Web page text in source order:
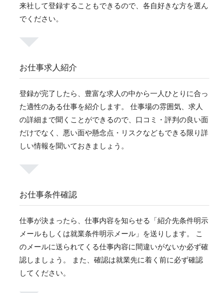
来社して登録することもできるので、各自好きな方を選ん
でください。
お仕事求人紹介
登録が完了したら、豊富な求人の中から一人ひとりに合っ
た適性のある仕事を紹介します。 仕事場の雰囲気、求人
の詳細まで聞くことができるので、口コミ・評判の良い面
だけでなく、悪い面や懸念点・リスクなどもできる限り詳
しい情報を聞いておきましょう。
お仕事条件確認
仕事が決まったら、仕事内容を知らせる「紹介先条件明示
メールもしくは就業条件明示メール」を送りします。 こ
のメールに送られてくる仕事内容に間違いがないか必ず確
認しましょう。 また、確認は就業先に着く前に必ず確認
してください。